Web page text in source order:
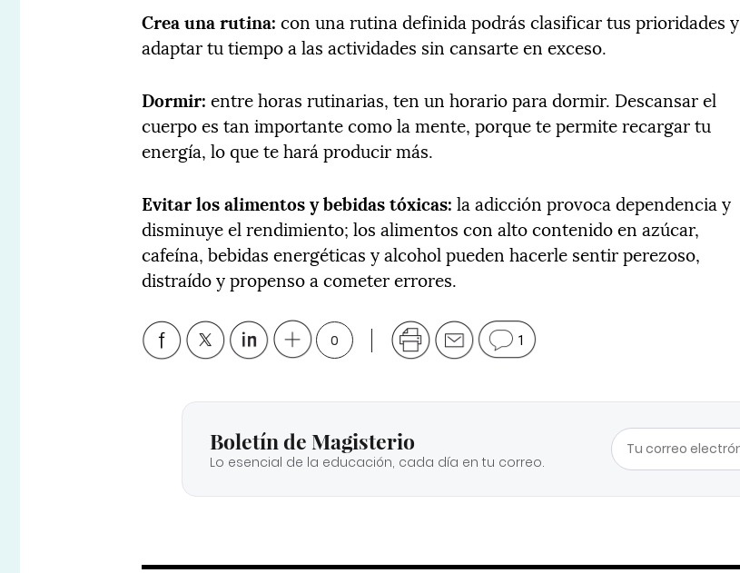
Crea una rutina: con una rutina definida podrás clasificar tus prioridades y
adaptar tu tiempo a las actividades sin cansarte en exceso.
Dormir: entre horas rutinarias, ten un horario para dormir. Descansar el
cuerpo es tan importante como la mente, porque te permite recargar tu
energía, lo que te hará producir más.
Evitar los alimentos y bebidas tóxicas: la adicción provoca dependencia y
disminuye el rendimiento; los alimentos con alto contenido en azúcar,
cafeína, bebidas energéticas y alcohol pueden hacerle sentir perezoso,
distraído y propenso a cometer errores.
0 1
Boletín de Magisterio
Lo esencial de la educación, cada día en tu correo.